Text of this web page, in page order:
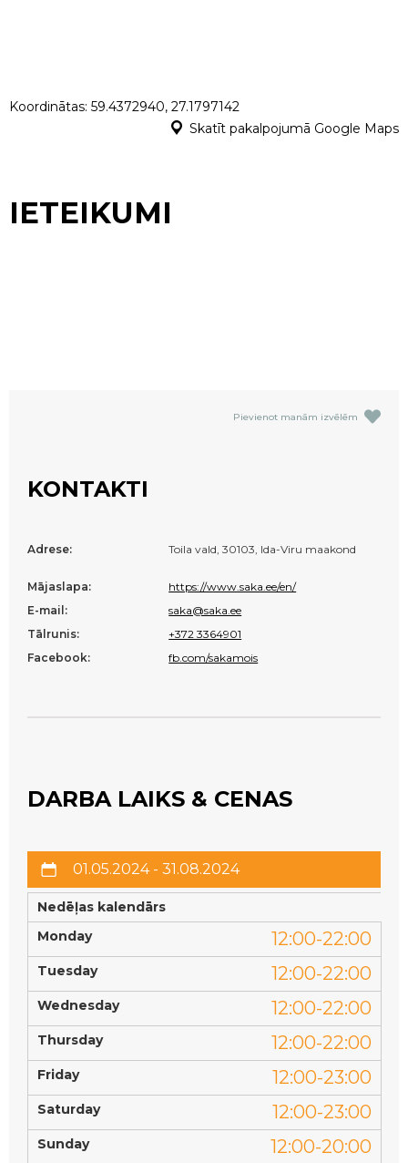
Koordinātas: 59.4372940, 27.1797142
Skatīt pakalpojumā Google Maps
IETEIKUMI
Pievienot manām izvēlēm
KONTAKTI
Adrese: Toila vald, 30103, Ida-Viru maakond
Mājaslapa:
https://www.saka.ee/en/
E-mail:
saka@saka.ee
Tālrunis:
+372 3364901
Facebook:
fb.com/sakamois
DARBA LAIKS & CENAS
01.05.2024 - 31.08.2024
Nedēļas kalendārs
Monday
12:00-22:00
Tuesday 12:00-22:00
Wednesday 12:00-22:00
Thursday 12:00-22:00
Friday 12:00-23:00
Saturday 12:00-23:00
Sunday 12:00-20:00